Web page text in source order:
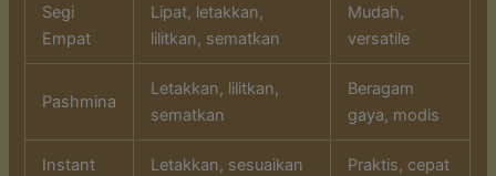
Segi
Empat
Lipat, letakkan,
lilitkan, sematkan
Mudah,
versatile
Pashmina
Letakkan, lilitkan,
sematkan
Beragam
gaya, modis
Instant Letakkan, sesuaikan Praktis, cepat